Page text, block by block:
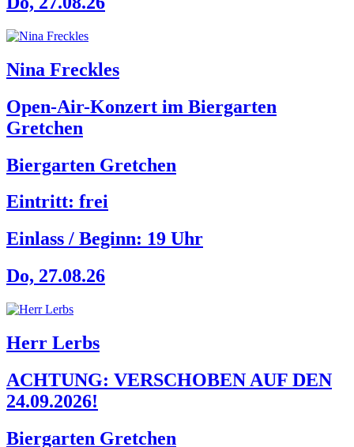
Nina Freckles
Open-Air-Konzert im Biergarten
Gretchen
Biergarten Gretchen
Eintritt: frei
Einlass / Beginn: 19 Uhr
Do, 27.08.26
Herr Lerbs
ACHTUNG: VERSCHOBEN AUF DEN
24.09.2026!
Biergarten Gretchen